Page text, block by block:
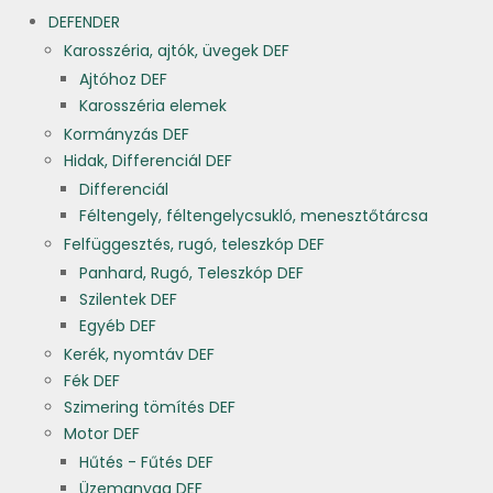
DEFENDER
Karosszéria, ajtók, üvegek DEF
Ajtóhoz DEF
Karosszéria elemek
Kormányzás DEF
Hidak, Differenciál DEF
Differenciál
Féltengely, féltengelycsukló, menesztőtárcsa
Felfüggesztés, rugó, teleszkóp DEF
Panhard, Rugó, Teleszkóp DEF
Szilentek DEF
Egyéb DEF
Kerék, nyomtáv DEF
Fék DEF
Szimering tömítés DEF
Motor DEF
Hűtés - Fűtés DEF